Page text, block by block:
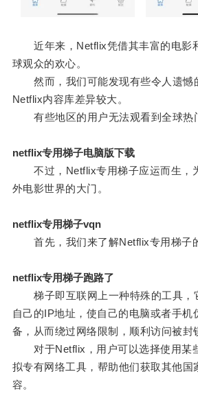
近年来，Netflix凭借其丰富的电影
球观众的欢心。
然而，我们可能发现有些令人遗憾
Netflix内容库差异较大。
有些地区的用户无法观看到全球热
netflix专用梯子电脑版下载
不过，Netflix专用梯子应运而生，
外电影世界的大门。
netflix专用梯子vqn
首先，我们来了解Netflix专用梯子的
netflix专用梯子跑路了
梯子即互联网上一种特殊的工具，
自己的IP地址，使自己的电脑或者手机
备，从而绕过网络限制，顺利访问被封
对于Netflix，用户可以选择使用某
拟专有网络工具，帮助他们获取其他国
容。